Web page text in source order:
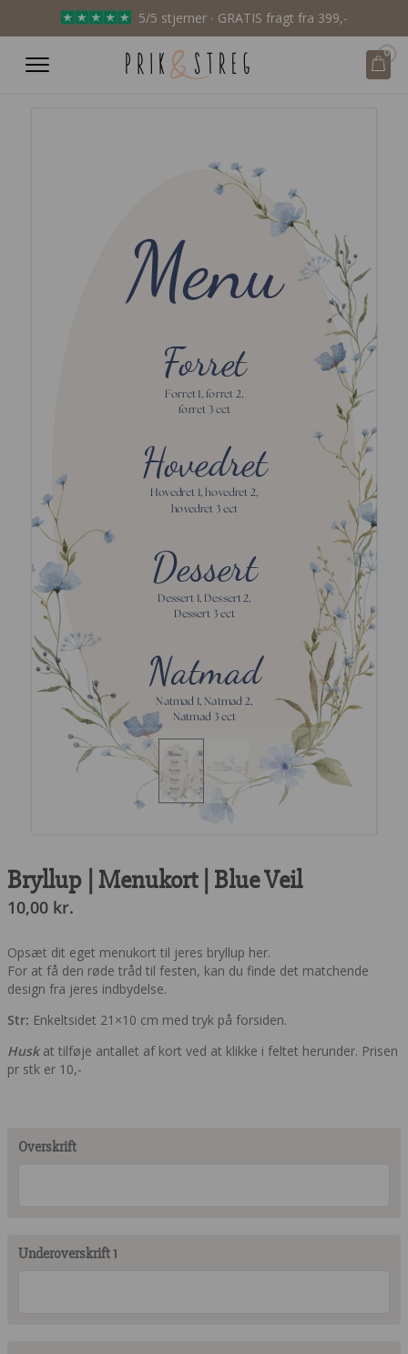
5/5 stjerner ∙ GRATIS fragt fra 399,-
0
Menu
Forret
Hovedret
Dessert
Natmad
Forret 1, forret 2,
forret 3 ect
Hovedret 1, hovedret 2,
hovedret 3 ect
Dessert 1, Dessert 2,
Dessert 3 ect
Natmad 1, Natmad 2,
Natmad 3 ect
Bryllup | Menukort | Blue Veil
10,00 kr.
Opsæt dit eget menukort til jeres bryllup her.
For at få den røde tråd til festen, kan du finde det matchende
design fra jeres indbydelse.
Str: Enkeltsidet 21×10 cm med tryk på forsiden.
Huskat tilføje antallet af kort ved at klikke i feltet herunder. Prisen
pr stk er 10,-
Overskrift
Underoverskrift 1